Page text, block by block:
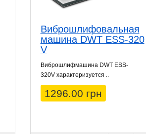
Виброшлифовальная
машина DWT ESS-320
V
Виброшлифмашина DWT ESS-
320V характеризуется ..
1296.00 грн